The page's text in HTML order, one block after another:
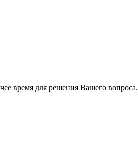
время для решения Вашего вопроса.